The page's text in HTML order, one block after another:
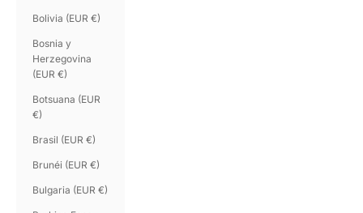
Bolivia (EUR €)
Bosnia y
Herzegovina
(EUR €)
Botsuana (EUR
€)
Brasil (EUR €)
Brunéi (EUR €)
Bulgaria (EUR €)